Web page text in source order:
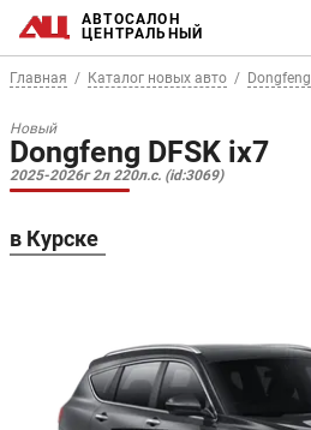
АВТОСАЛОН
ЦЕНТРАЛЬНЫЙ
Главная Каталог новых авто Dongfeng
Новый
Dongfeng DFSK ix7
2025-2026г 2л 220л.с. (id:3069)
в Курске